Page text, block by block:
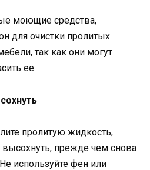
моющие средства,
для очистки пролитых
так как они могут
ее.
пролитую жидкость,
прежде чем снова
используйте фен или